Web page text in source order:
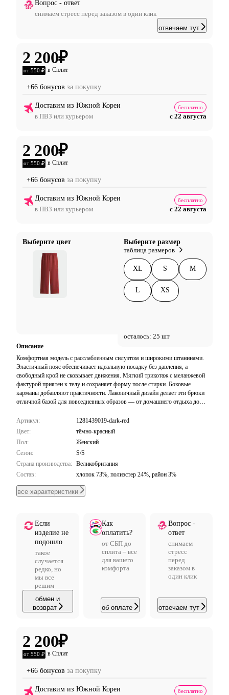
Вопрос - ответ
снимаем стресс перед заказом в один клик
отвечаем тут
2 200₽
от 550 ₽ в Сплит
+66 бонусов за покупку
Доставим из Южной Кореи
в ПВЗ или курьером
бесплатно
с 22 августа
2 200₽
от 550 ₽ в Сплит
+66 бонусов за покупку
Доставим из Южной Кореи
в ПВЗ или курьером
бесплатно
с 22 августа
Выберите цвет
Выберите размер
таблица размеров
XL S M
L XS
осталось: 25 шт
Описание
Комфортная модель с расслабленным силуэтом и широкими штанинами.
Эластичный пояс обеспечивает идеальную посадку без давления, а
свободный крой не сковывает движения. Мягкий трикотаж с меланжевой
фактурой приятен к телу и сохраняет форму после стирки. Боковые
карманы добавляют практичности. Лаконичный дизайн делает эти брюки
отличной базой для повседневных образов — от домашнего отдыха до
Артикул:
1281439019-dark-red
Цвет:
тёмно-красный
Пол:
Женский
Сезон:
S/S
Страна производства: Великобритания
Состав:
хлопок 73%, полиэстер 24%, район 3%
все характеристики
Если
изделие не
подошло
такое
случается
редко, но
мы все
решим
обмен и
возврат
Как
оплатить?
от СБП до
сплита – все
для вашего
комфорта
об оплате
Вопрос -
ответ
снимаем
стресс
перед
заказом в
один клик
отвечаем тут
2 200₽
от 550 ₽ в Сплит
+66 бонусов за покупку
Доставим из Южной Кореи
бесплатно